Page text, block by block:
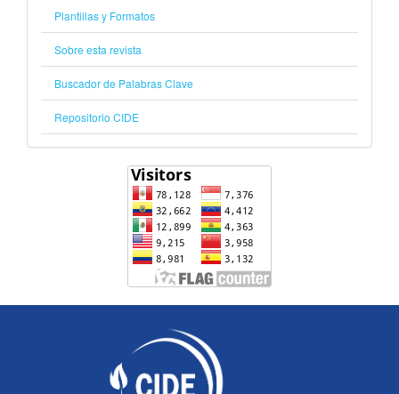
Plantillas y Formatos
Sobre esta revista
Buscador de Palabras Clave
Repositorio CIDE